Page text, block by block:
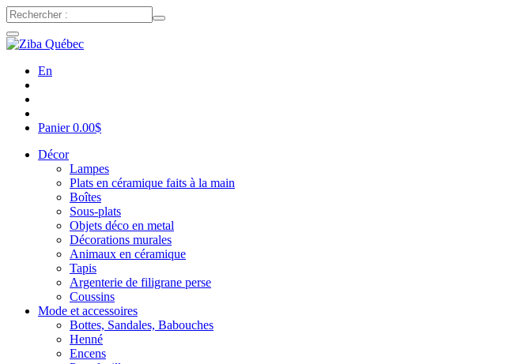
En
Panier0.00$
Décor
Lampes
Plats en céramique faits à la main
Boîtes
Sous-plats
Objets déco en metal
Décorations murales
Animaux en céramique
Tapis
Argenterie de filigrane perse
Coussins
Mode et accessoires
Bottes, Sandales, Babouches
Henné
Encens